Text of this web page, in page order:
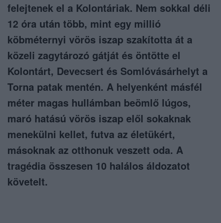
felejtenek el a Kolontáriak. Nem sokkal déli
12 óra után több, mint egy millió
köbméternyi vörös iszap szakította át a
közeli zagytározó gátját és öntötte el
Kolontárt, Devecsert és Somlóvásárhelyt a
Torna patak mentén. A helyenként másfél
méter magas hullámban beömlő lúgos,
maró hatású vörös iszap elől sokaknak
menekülni kellet, futva az életükért,
másoknak az otthonuk veszett oda. A
tragédia összesen 10 halálos áldozatot
követelt.